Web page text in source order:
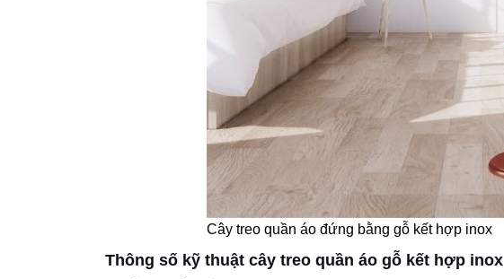
Cây treo quần áo đứng bằng gỗ kết hợp inox
Thông số kỹ thuật cây treo quần áo gỗ kết hợp inox